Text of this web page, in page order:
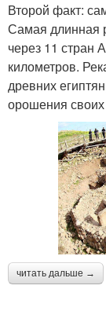
Второй факт:
Самая длинная
через 11 стран
километров.
древних
орошения
читать дальше →